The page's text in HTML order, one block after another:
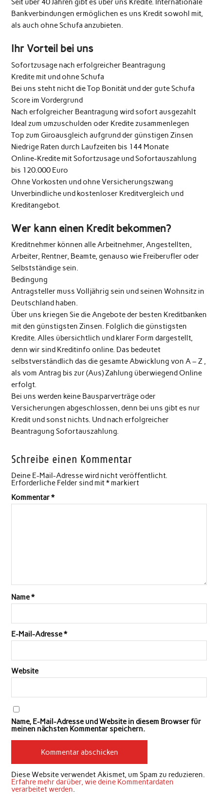
Bankverbindungen ermöglichen es uns Kredit sowohl mit,
als auch ohne Schufa anzubieten.
Ihr Vorteil bei uns
Sofortzusage nach erfolgreicher Beantragung
Kredite mit und ohne Schufa
Bei uns steht nicht die Top Bonität und der gute Schufa
Score im Vordergrund
Nach erfolgreicher Beantragung wird sofort ausgezahlt
Ideal zum umzuschulden oder Kredite zusammenlegen
Top zum Giroausgleich aufgrund der günstigen Zinsen
Niedrige Raten durch Laufzeiten bis 144 Monate
Online-Kredite mit Sofortzusage und Sofortauszahlung
bis 120.000 Euro
Ohne Vorkosten und ohne Versicherungszwang
Unverbindliche und kostenloser Kreditvergleich und
Kreditangebot.
Wer kann einen Kredit bekommen?
Kreditnehmer können alle Arbeitnehmer, Angestellten,
Arbeiter, Rentner, Beamte, genauso wie Freiberufler oder
Selbstständige sein.
Bedingung
Antragsteller muss Volljährig sein und seinen Wohnsitz in
Deutschland haben.
Über uns kriegen Sie die Angebote der besten Kreditbanken
mit den günstigsten Zinsen. Folglich die günstigsten
Kredite. Alles übersichtlich und klarer Form dargestellt,
denn wir sind Kreditinfo online. Das bedeutet
selbstverständlich das die gesamte Abwicklung von A – Z ,
als vom Antrag bis zur (Aus) Zahlung überwiegend Online
erfolgt.
Bei uns werden keine Bausparverträge oder
Versicherungen abgeschlossen, denn bei uns gibt es nur
Kredit und sonst nichts. Und nach erfolgreicher
Beantragung Sofortauszahlung.
Schreibe einen Kommentar
Deine E-Mail-Adresse wird nicht veröffentlicht.
Erforderliche Felder sind mit*markiert
Kommentar*
Name*
E-Mail-Adresse*
Website
Name, E-Mail-Adresse und Website in diesem Browser für
meinen nächsten Kommentar speichern.
Diese Website verwendet Akismet, um Spam zu reduzieren.
Erfahre mehr darüber, wie deine Kommentardaten
verarbeitet werden.